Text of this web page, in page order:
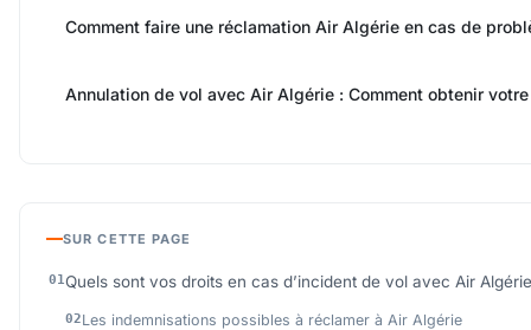
Comment faire une réclamation Air Algérie en cas de
Annulation de vol avec Air Algérie : Comment obtenir
SUR CETTE PAGE
Quels sont vos droits en cas d’incident de vol avec Air
Les indemnisations possibles à réclamer à Air Algérie